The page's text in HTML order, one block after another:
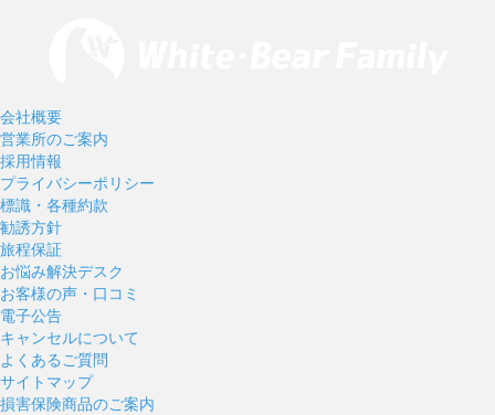
会社概要
営業所のご案内
採用情報
プライバシーポリシー
標識・各種約款
勧誘方針
旅程保証
お悩み解決デスク
お客様の声・口コミ
電子公告
キャンセルについて
よくあるご質問
サイトマップ
損害保険商品のご案内